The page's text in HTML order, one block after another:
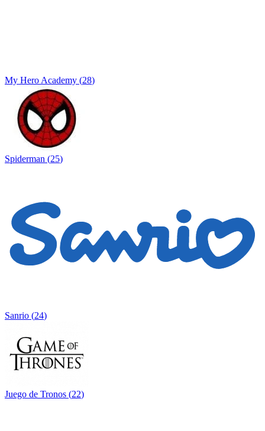
My Hero Academy (28)
Spiderman (25)
Sanrio (24)
Juego de Tronos (22)